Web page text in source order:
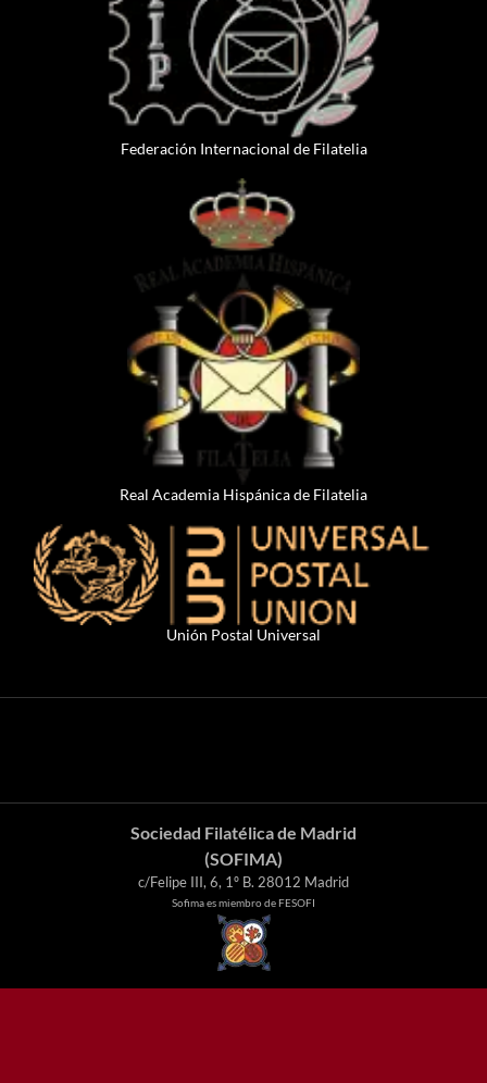
Federación Internacional de Filatelia
Real Academia Hispánica de Filatelia
Unión Postal Universal
Sociedad Filatélica de Madrid
(SOFIMA)
c/Felipe III, 6, 1º B. 28012 Madrid
Sofima es miembro de FESOFI